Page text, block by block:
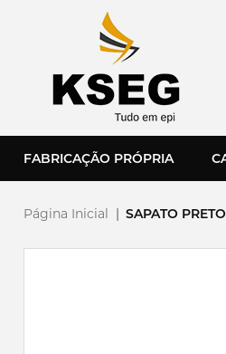
FABRICAÇÃO PRÓPRIA
Página Inicial | SAPATO